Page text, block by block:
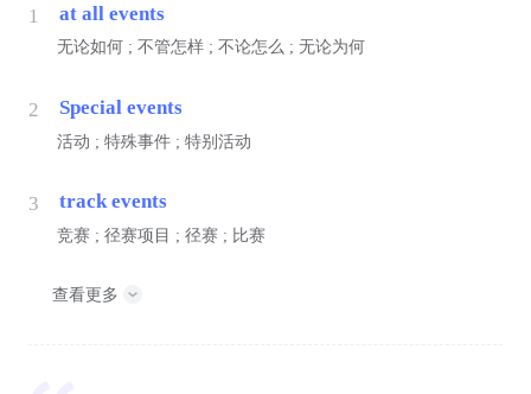
1 at all events
无论如何 ; 不管怎样 ; 不论怎么 ; 无论为何
2 Special events
活动 ; 特殊事件 ; 特别活动
3 track events
竞赛 ; 径赛项目 ; 径赛 ; 比赛
查看更多